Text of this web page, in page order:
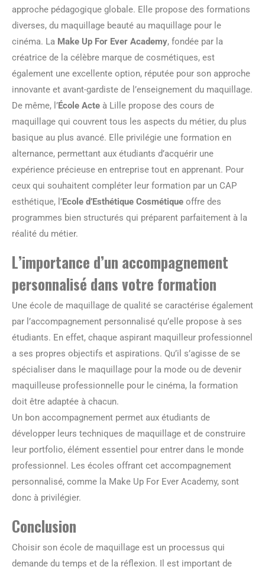
approche pédagogique globale. Elle propose des formations
diverses, du maquillage beauté au maquillage pour le
cinéma. La Make Up For Ever Academy, fondée par la
créatrice de la célèbre marque de cosmétiques, est
également une excellente option, réputée pour son approche
innovante et avant-gardiste de l’enseignement du maquillage.
De même, l’École Acte à Lille propose des cours de
maquillage qui couvrent tous les aspects du métier, du plus
basique au plus avancé. Elle privilégie une formation en
alternance, permettant aux étudiants d’acquérir une
expérience précieuse en entreprise tout en apprenant. Pour
ceux qui souhaitent compléter leur formation par un CAP
esthétique, l’Ecole d’Esthétique Cosmétique offre des
programmes bien structurés qui préparent parfaitement à la
réalité du métier.
L’importance d’un accompagnement
personnalisé dans votre formation
Une école de maquillage de qualité se caractérise également
par l’accompagnement personnalisé qu’elle propose à ses
étudiants. En effet, chaque aspirant maquilleur professionnel
a ses propres objectifs et aspirations. Qu’il s’agisse de se
spécialiser dans le maquillage pour la mode ou de devenir
maquilleuse professionnelle pour le cinéma, la formation
doit être adaptée à chacun.
Un bon accompagnement permet aux étudiants de
développer leurs techniques de maquillage et de construire
leur portfolio, élément essentiel pour entrer dans le monde
professionnel. Les écoles offrant cet accompagnement
personnalisé, comme la Make Up For Ever Academy, sont
donc à privilégier.
Conclusion
Choisir son école de maquillage est un processus qui
demande du temps et de la réflexion. Il est important de